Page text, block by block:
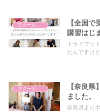
スクールについて
【全国
講習はじ
ドライフッ
たんですけ
スクールについて
【奈良
ました。
奈良県より